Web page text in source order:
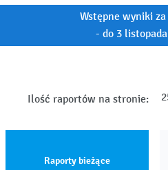
Wstępne wyniki
- do 3
Ilość raportów na stronie:
Raporty bieżące